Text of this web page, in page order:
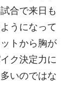
合で来日も
うになって
トから胸が
ク決定力に
いのではな